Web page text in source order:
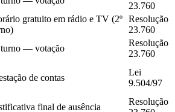
23.760
gratuito em rádio e TV (2º Resolução
23.760
turno — votação
Resolução
23.760
de contas
Lei
9.504/97
final de ausência
Resolução